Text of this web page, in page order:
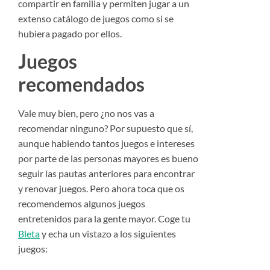
compartir en familia y permiten jugar a un
extenso catálogo de juegos como si se
hubiera pagado por ellos.
Juegos
recomendados
Vale muy bien, pero ¿no nos vas a
recomendar ninguno? Por supuesto que sí,
aunque habiendo tantos juegos e intereses
por parte de las personas mayores es bueno
seguir las pautas anteriores para encontrar
y renovar juegos. Pero ahora toca que os
recomendemos algunos juegos
entretenidos para la gente mayor. Coge tu
Bletay echa un vistazo a los siguientes
juegos: